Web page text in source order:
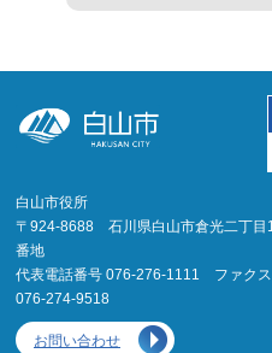
白山市役所
〒924-8688 石川県白山市倉光二丁目1
番地
代表電話番号 076-276-1111 ファクス
076-274-9518
お問い合わせ